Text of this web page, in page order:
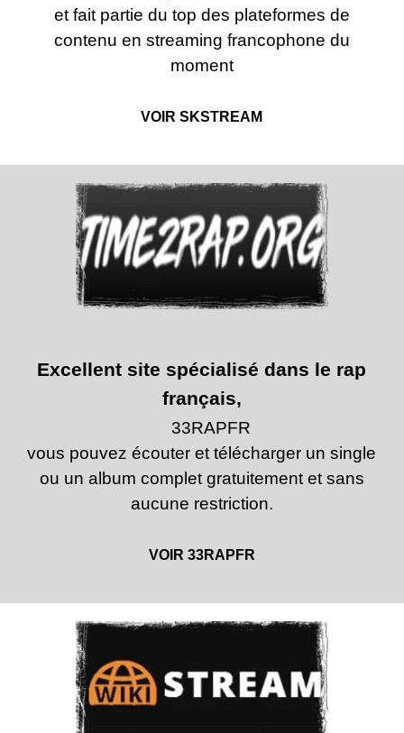
et fait partie du top des plateformes de
contenu en streaming francophone du
moment
VOIR SKSTREAM
Excellent site spécialisé dans le rap
français,
33RAPFR
vous pouvez écouter et télécharger un single
ou un album complet gratuitement et sans
aucune restriction.
VOIR 33RAPFR